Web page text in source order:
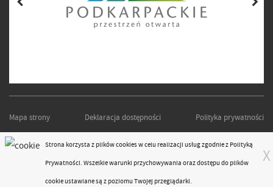
Mapa strony Deklaracja dostępności Polityka prywatności
PODKARPACKI ZARZĄD DRÓG WOJEWÓDZKICH W RZESZOWIE
X
Strona korzysta z plikówcookiesw celu realizacji usług zgodnie z Polityką
Prywatności. Wszelkie warunki przychowywania oraz dostępu do plików
cookie ustawiane są z poziomu Twojej przeglądarki.